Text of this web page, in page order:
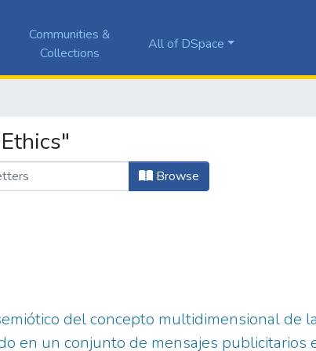
Communities &
Collections
All of DSpace
Browse
del concepto multidimensional de
en un conjunto de mensajes publicitarios